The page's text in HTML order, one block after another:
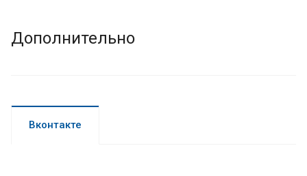
Дополнительно
Вконтакте